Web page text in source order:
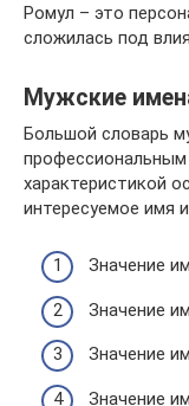
Ромул – это
сложилась под
Мужские
Большой словарь
характеристикой
интересуемое имя
Значение
Значение
Значение
Значение